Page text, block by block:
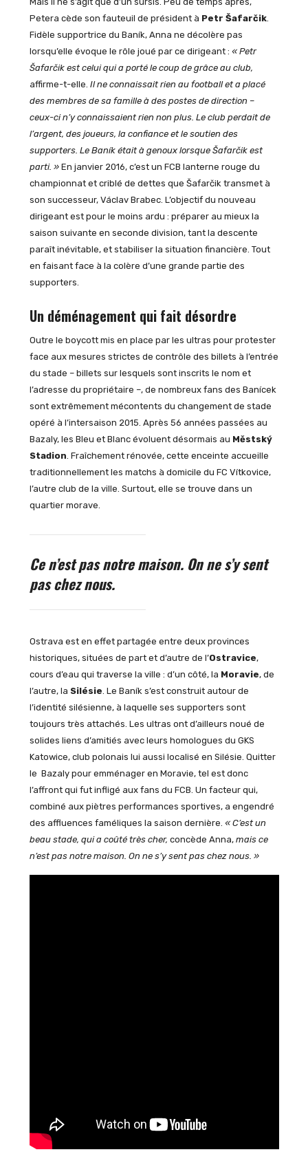
Petera cède son fauteuil de président à Petr Šafarčik.
Fidèle supportrice du Baník, Anna ne décolère pas
lorsqu’elle évoque le rôle joué par ce dirigeant : « Petr
Šafarčik est celui qui a porté le coup de grâce au club,
affirme-t-elle. Il ne connaissait rien au football et a placé
des membres de sa famille à des postes de direction –
ceux-ci n’y connaissaient rien non plus. Le club perdait de
l’argent, des joueurs, la confiance et le soutien des
supporters. Le Baník était à genoux lorsque Šafarčik est
parti. »En janvier 2016, c’est un FCB lanterne rouge du
championnat et criblé de dettes que Šafarčik transmet à
son successeur, Václav Brabec. L’objectif du nouveau
dirigeant est pour le moins ardu : préparer au mieux la
saison suivante en seconde division, tant la descente
paraît inévitable, et stabiliser la situation financière. Tout
en faisant face à la colère d’une grande partie des
supporters.
Un déménagement qui fait désordre
Outre le boycott mis en place par les ultras pour protester
face aux mesures strictes de contrôle des billets à l’entrée
du stade – billets sur lesquels sont inscrits le nom et
l’adresse du propriétaire –, de nombreux fans des Banícek
sont extrêmement mécontents du changement de stade
opéré à l’intersaison 2015. Après 56 années passées au
Bazaly, les Bleu et Blanc évoluent désormais au Městský
Stadion . Fraîchement rénovée, cette enceinte accueille
traditionnellement les matchs à domicile du FC Vítkovice,
l’autre club de la ville. Surtout, elle se trouve dans un
quartier morave.
Ce n’est pas notre maison. On ne s’y sent
pas chez nous.
Ostrava est en effet partagée entre deux provinces
historiques, situées de part et d’autre de l’Ostravice,
cours d’eau qui traverse la ville : d’un côté, la Moravie, de
l’autre, la Silésie. Le Baník s’est construit autour de
l’identité silésienne, à laquelle ses supporters sont
toujours très attachés. Les ultras ont d’ailleurs noué de
solides liens d’amitiés avec leurs homologues du GKS
Katowice, club polonais lui aussi localisé en Silésie. Quitter
le Bazaly pour emménager en Moravie, tel est donc
l’affront qui fut infligé aux fans du FCB. Un facteur qui,
combiné aux piètres performances sportives, a engendré
des affluences faméliques la saison dernière. « C’est un
beau stade, qui a coûté très cher, concède Anna, mais ce
n’est pas notre maison. On ne s’y sent pas chez nous. »